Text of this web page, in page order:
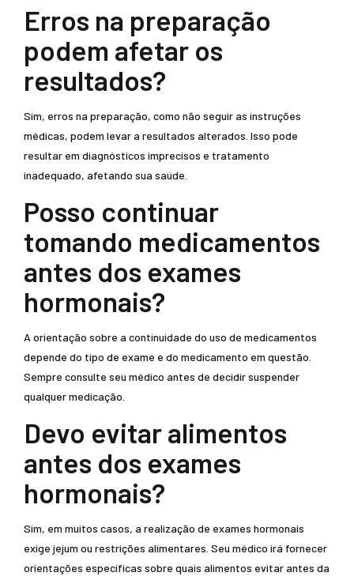
Erros na preparação
podem afetar os
resultados?
Sim, erros na preparação, como não seguir as instruções
médicas, podem levar a resultados alterados. Isso pode
resultar em diagnósticos imprecisos e tratamento
inadequado, afetando sua saúde.
Posso continuar
tomando medicamentos
antes dos exames
hormonais?
A orientação sobre a continuidade do uso de medicamentos
depende do tipo de exame e do medicamento em questão.
Sempre consulte seu médico antes de decidir suspender
qualquer medicação.
Devo evitar alimentos
antes dos exames
hormonais?
Sim, em muitos casos, a realização de exames hormonais
exige jejum ou restrições alimentares. Seu médico irá fornecer
orientações específicas sobre quais alimentos evitar antes da